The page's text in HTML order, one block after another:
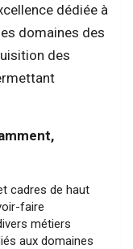
dédiée à
domaines des
des
cadres de haut
faire
métiers
aux domaines